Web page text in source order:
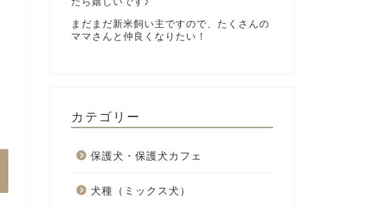
まだまだ新米飼い主ですので、たくさんの
ママさんと仲良くなりたい！
カテゴリー
保護犬・保護犬カフェ
犬種（ミックス犬）